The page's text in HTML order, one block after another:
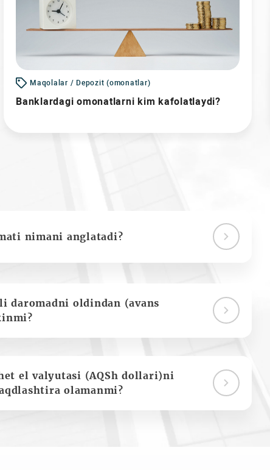
Maqolalar / Depozit (omonatlar)
Banklardagi omonatlarni kim kafolatlaydi?
nimani anglatadi?
daromadni oldindan (avans
el valyutasi (AQSh dollari)ni
olamanmi?